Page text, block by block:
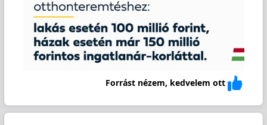
Forrást nézem, kedvelem ott